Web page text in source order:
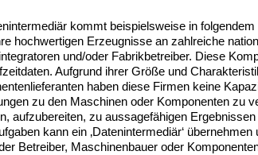
kommt beispielsweise in
hochwertigen Erzeugnisse an zahlreiche
und/oder Fabrikbetreiber. Diese
Aufgrund ihrer Größe und
haben diese Firmen keine
zu den Maschinen oder Komponenten zu
aufzubereiten, zu aussagefähigen
kann ein ‚Datenintermediär‘
Betreiber, Maschinenbauer oder